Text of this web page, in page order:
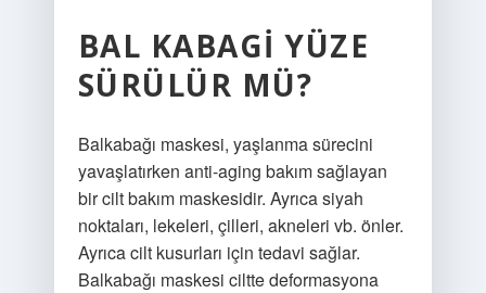
BAL KABAGI YÜZE
SÜRÜLÜR MÜ?
Balkabağı maskesi, yaşlanma sürecini
yavaşlatırken anti-aging bakım sağlayan
bir cilt bakım maskesidir. Ayrıca siyah
noktaları, lekeleri, çilleri, akneleri vb. önler.
Ayrıca cilt kusurları için tedavi sağlar.
Balkabağı maskesi ciltte deformasyona